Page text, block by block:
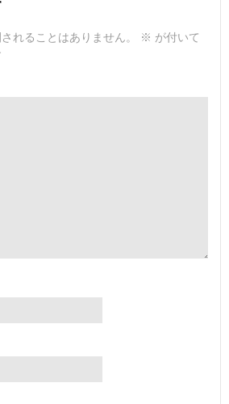
ゲ
れることはありません。 ※ が付いて